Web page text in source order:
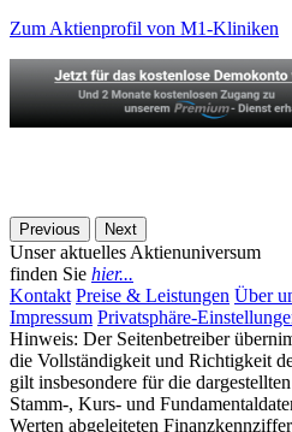
Zum Aktienprofil von M1-Kliniken
Previous Next
Unser aktuelles Aktienuniversum
finden Sie hier...
Kontakt Preise & Leistungen Über
Impressum Privatsphäre-
Hinweis: Der Seitenbetreiber
die Vollständigkeit und Richtigkeit
gilt insbesondere für die
Stamm-, Kurs- und
Werten abgeleiteten